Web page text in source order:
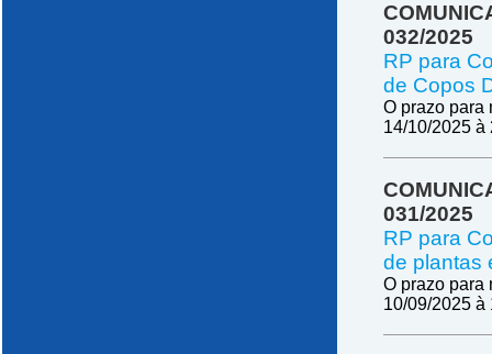
032/2025
RP para
de Copos
O prazo para
14/10/2025 à
031/2025
RP para
de plantas
O prazo para
10/09/2025 à